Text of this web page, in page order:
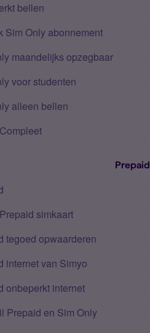
bellen
Sim Only abonnement
maandelijks opzegbaar
voor studenten
alleen bellen
Prepaid
simkaart
tegoed opwaarderen
internet van Simyo
onbeperkt internet
Prepaid en Sim Only